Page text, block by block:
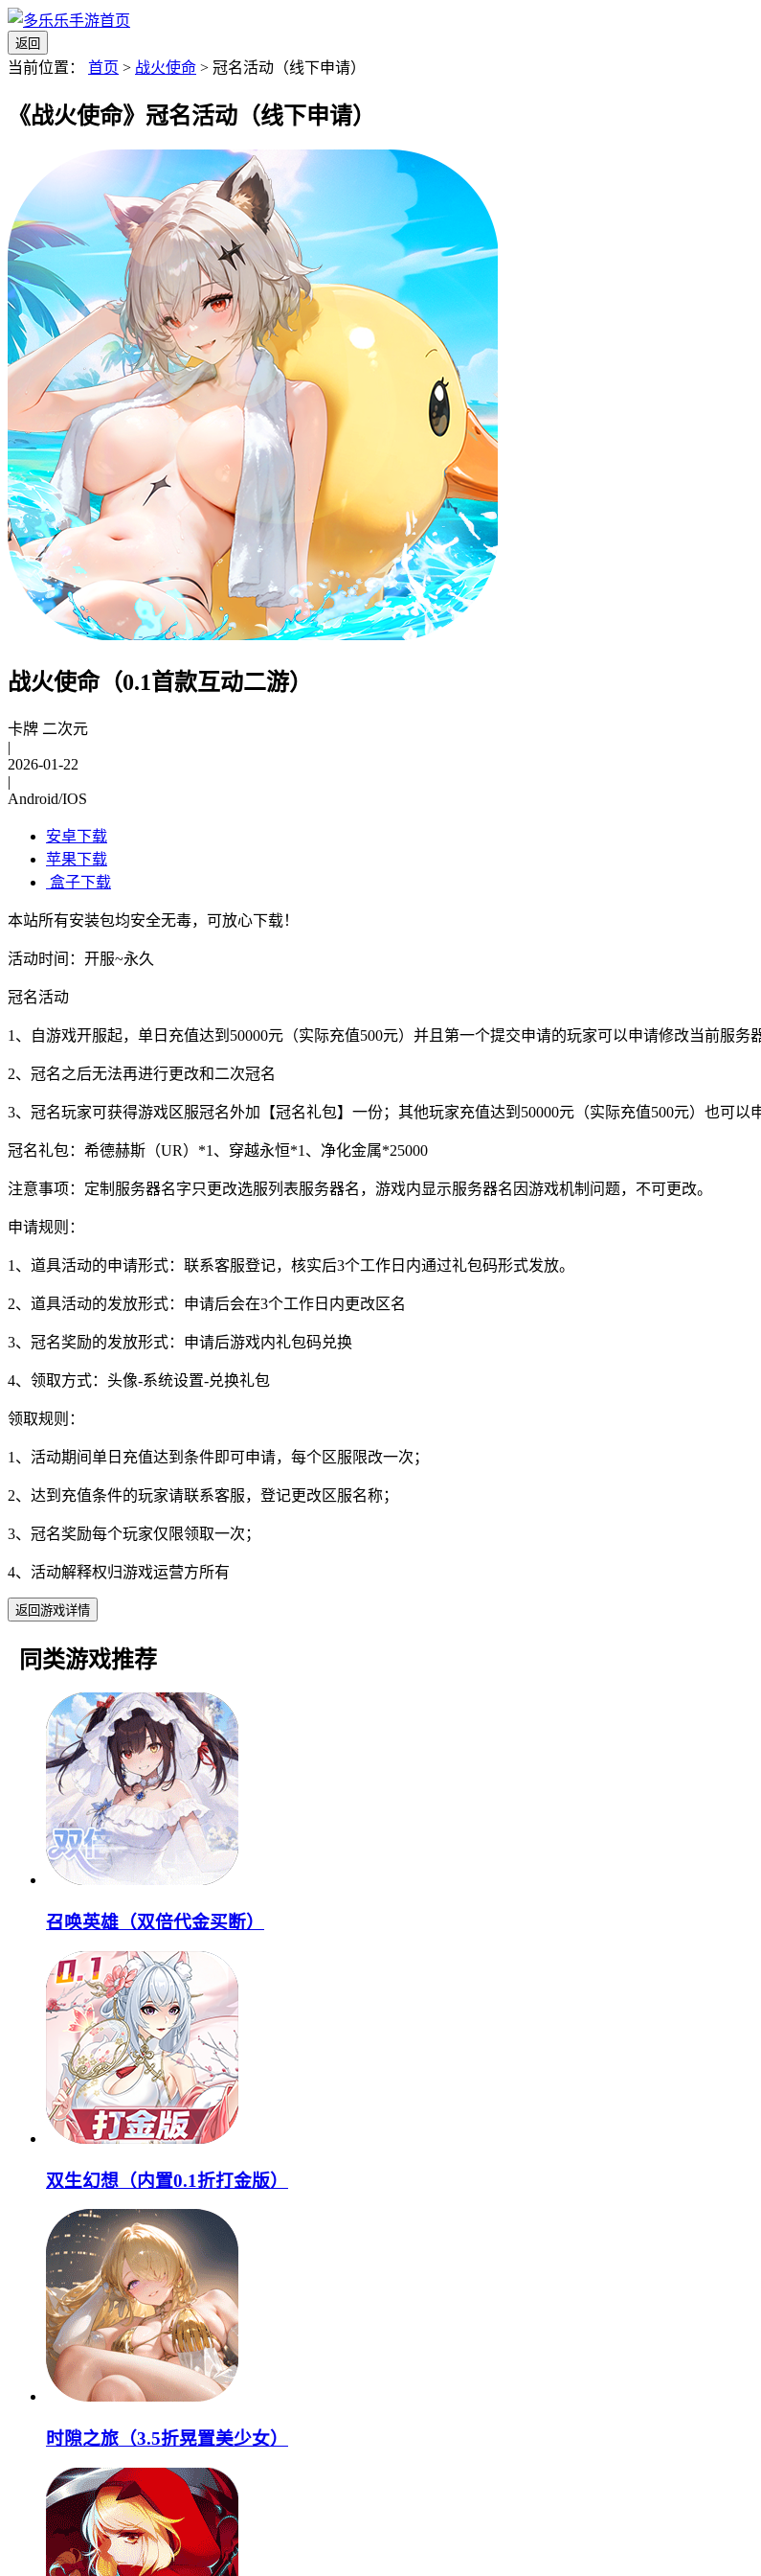
返回
当前位置： 首页 > 战火使命 > 冠名活动（线下申请）
《战火使命》冠名活动（线下申请）
战火使命（0.1首款互动二游）
卡牌 二次元
|
2026-01-22
|
Android/IOS
安卓下载
苹果下载
盒子下载
本站所有安装包均安全无毒，可放心下载！
活动时间：开服~永久
冠名活动
1、自游戏开服起，单日充值达到50000元（实际充值500元）并且第一个提交申请的玩家可以申请修改当前服
2、冠名之后无法再进行更改和二次冠名
3、冠名玩家可获得游戏区服冠名外加【冠名礼包】一份；其他玩家充值达到50000元（实际充值500元）也可以
冠名礼包：希德赫斯（UR）*1、穿越永恒*1、净化金属*25000
注意事项：定制服务器名字只更改选服列表服务器名，游戏内显示服务器名因游戏机制问题，不可更改。
申请规则：
1、道具活动的申请形式：联系客服登记，核实后3个工作日内通过礼包码形式发放。
2、道具活动的发放形式：申请后会在3个工作日内更改区名
3、冠名奖励的发放形式：申请后游戏内礼包码兑换
4、领取方式：头像-系统设置-兑换礼包
领取规则：
1、活动期间单日充值达到条件即可申请，每个区服限改一次；
2、达到充值条件的玩家请联系客服，登记更改区服名称；
3、冠名奖励每个玩家仅限领取一次；
4、活动解释权归游戏运营方所有
返回游戏详情
同类游戏推荐
召唤英雄（双倍代金买断）
双生幻想（内置0.1折打金版）
时隙之旅（3.5折晃置美少女）